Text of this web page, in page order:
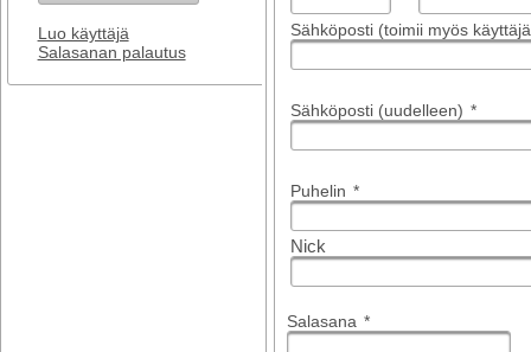
Luo käyttäjä
Salasanan palautus
Sähköposti (toimii myös
Sähköposti (uudelleen) *
Puhelin *
Nick
Salasana *